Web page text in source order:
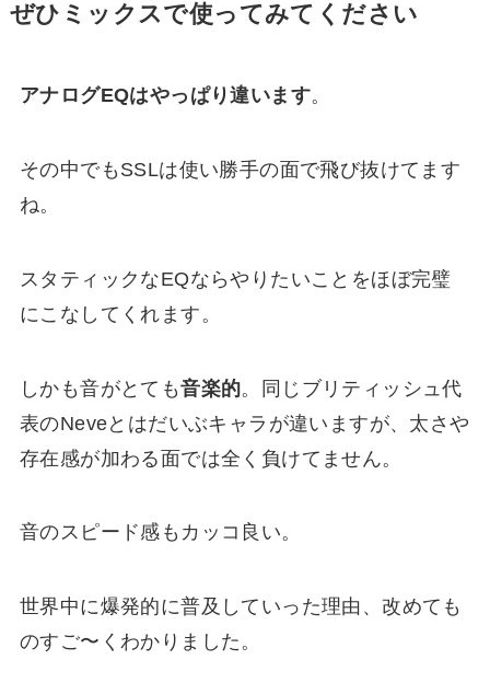
ぜひミックスで使ってみてください
アナログEQはやっぱり違います。
その中でもSSLは使い勝手の面で飛び抜けてます
ね。
スタティックなEQならやりたいことをほぼ完璧
にこなしてくれます。
しかも音がとても音楽的。同じブリティッシュ代
表のNeveとはだいぶキャラが違いますが、太さや
存在感が加わる面では全く負けてません。
音のスピード感もカッコ良い。
世界中に爆発的に普及していった理由、改めても
のすご〜くわかりました。